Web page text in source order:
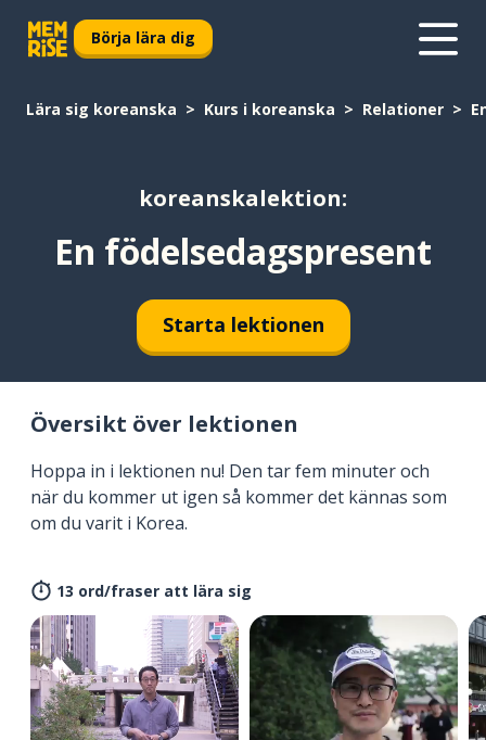
Börja lära dig
Lära sig koreanska Kurs i koreanska Relationer
koreanskalektion:
En födelsedagspresent
Starta lektionen
Översikt över lektionen
Hoppa in i lektionen nu! Den tar fem minuter och
när du kommer ut igen så kommer det kännas som
om du varit i Korea.
13 ord/fraser att lära sig